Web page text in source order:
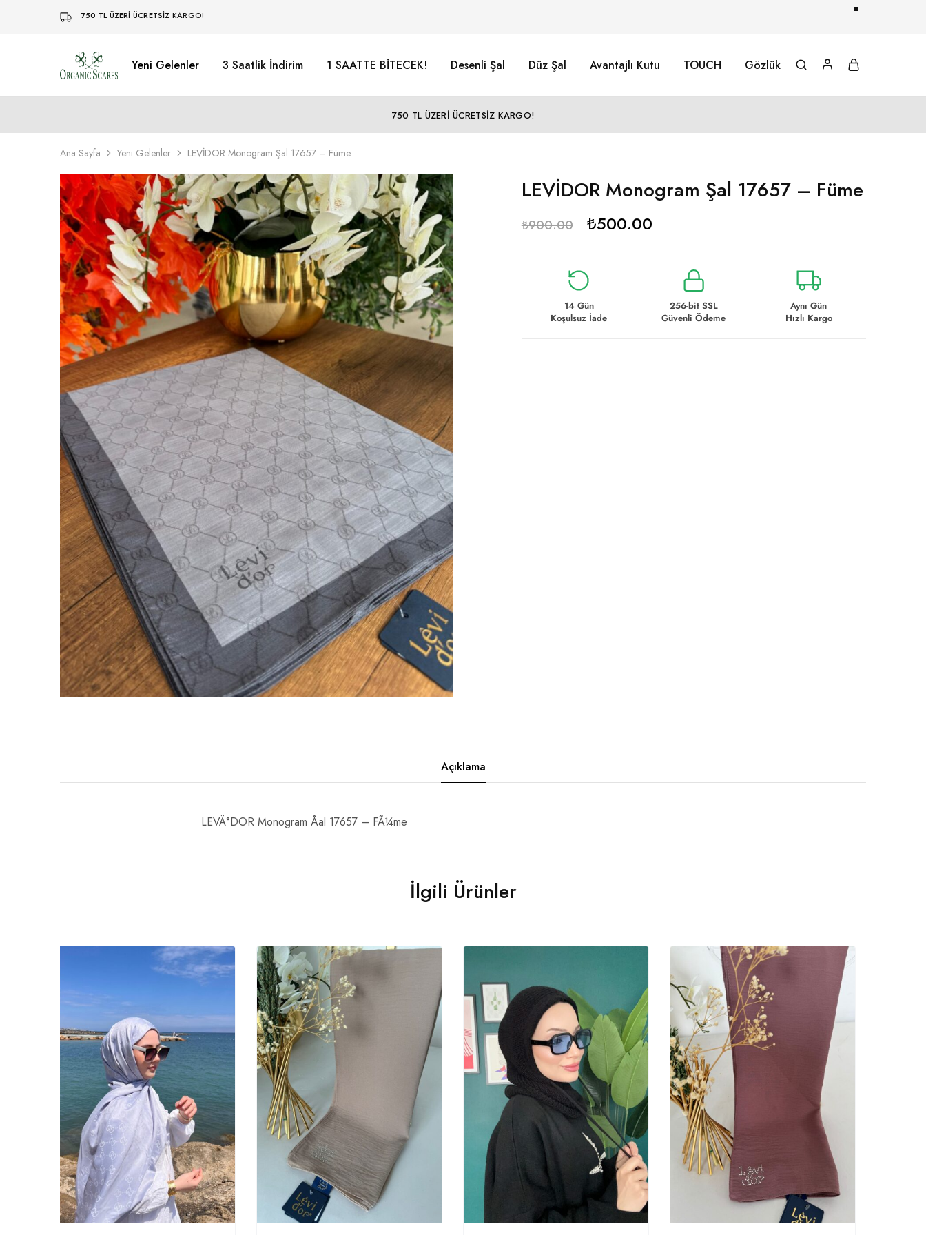
750 TL ÜZERİ ÜCRETSİZ KARGO!
Organikscarf Yeni Gelenler 3 Saatlik İndirim 1 SAATTE BİTECEK! Desenli Şal Düz Şal Avantajlı Kutu TOUCH Gözlük
750 TL ÜZERİ ÜCRETSİZ KARGO!
Ana Sayfa Yeni Gelenler LEVİDOR Monogram Şal 17657 – Füme
LEVİDOR Monogram Şal 17657 – Füme
₺900.00 ₺500.00
14 Gün
Koşulsuz İade
256-bit SSL
Güvenli Ödeme
Aynı Gün
Hızlı Kargo
Açıklama
LEVÄ°DOR Monogram Åal 17657 – FÃ¼me
İlgili Ürünler